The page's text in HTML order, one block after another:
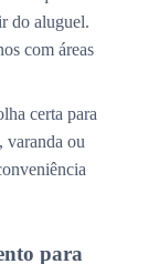
do aluguel.
com áreas
certa para
varanda ou
para